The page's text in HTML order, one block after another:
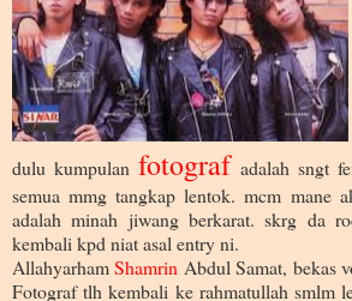
dulu kumpulan fotografadalah sngt
semua mmg tangkap lentok. mcm mane
adalah minah jiwang berkarat. skrg da
kembali kpd niat asal entry ni.
AllahyarhamShamrin Abdul Samat, bekas
Fotograf tlh kembali ke rahmatullah smlm